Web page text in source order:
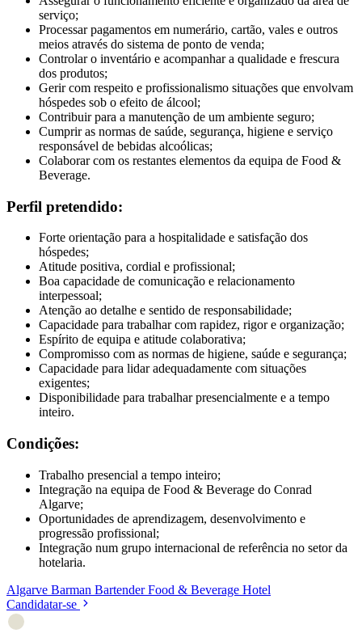
serviço;
Processar pagamentos em numerário, cartão, vales e outros
meios através do sistema de ponto de venda;
Controlar o inventário e acompanhar a qualidade e frescura
dos produtos;
Gerir com respeito e profissionalismo situações que envolvam
hóspedes sob o efeito de álcool;
Contribuir para a manutenção de um ambiente seguro;
Cumprir as normas de saúde, segurança, higiene e serviço
responsável de bebidas alcoólicas;
Colaborar com os restantes elementos da equipa de Food &
Beverage.
Perfil pretendido:
Forte orientação para a hospitalidade e satisfação dos
hóspedes;
Atitude positiva, cordial e profissional;
Boa capacidade de comunicação e relacionamento
interpessoal;
Atenção ao detalhe e sentido de responsabilidade;
Capacidade para trabalhar com rapidez, rigor e organização;
Espírito de equipa e atitude colaborativa;
Compromisso com as normas de higiene, saúde e segurança;
Capacidade para lidar adequadamente com situações
exigentes;
Disponibilidade para trabalhar presencialmente e a tempo
inteiro.
Condições:
Trabalho presencial a tempo inteiro;
Integração na equipa de Food & Beverage do Conrad
Algarve;
Oportunidades de aprendizagem, desenvolvimento e
progressão profissional;
Integração num grupo internacional de referência no setor da
hotelaria.
Algarve Barman BartenderFood & Beverage Hotel
Candidatar-se